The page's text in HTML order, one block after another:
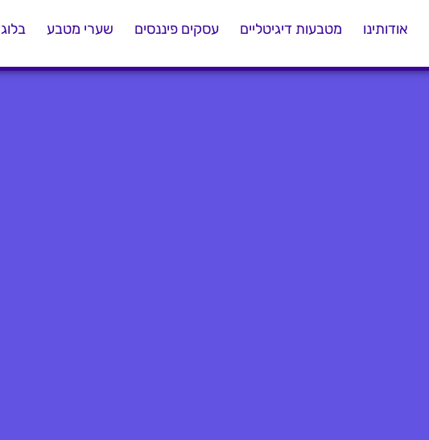
אודותינו מטבעות דיגיטליים עסקים פיננסים שערי מטבע בלוג